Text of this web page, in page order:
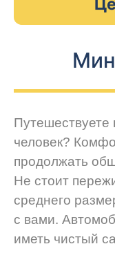
человек?
продолжать
Не стоит
среднего
с вами.
иметь чистый